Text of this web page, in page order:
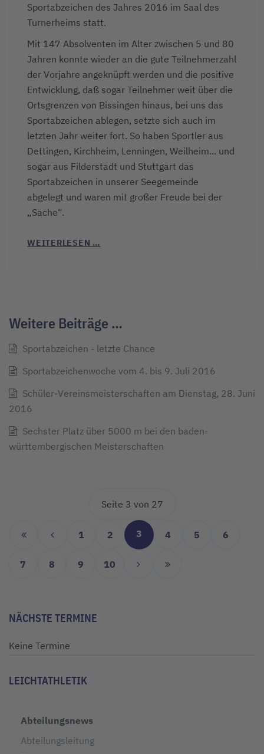
Sportabzeichen des Jahres 2016 im Saal des
Turnerheims statt.
Mit 147 Absolventen im Alter zwischen 5 und 80
Jahren konnte wieder an die gute Teilnehmerzahl
der Vorjahre angeknüpft werden und die positive
Entwicklung, daß sogar Teilnehmer weit über die
Ortsgrenzen von Bissingen hinaus, bei uns das
Sportabzeichen ablegen, setzte sich auch im
letzten Jahr weiter fort. So haben Sportler aus
Dettingen, Kirchheim, Lenningen, Weilheim... und
sogar aus Filderstadt und Stuttgart das
Sportabzeichen in unserer Seegemeinde
abgelegt und waren mit großer Freude bei der
„Sache“.
WEITERLESEN …
Weitere Beiträge …
Sportabzeichen - letzte Chance
Sportabzeichenwoche vom 4. bis 9. Juli 2016
Schüler-Vereinsmeisterschaften am Dienstag, 28. Juni
2016
Sechster Platz über 5000 m bei den baden-
württembergischen Meisterschaften
1 2 3 4 5 6
7 8 9 10
Seite 3 von 27
NÄCHSTE TERMINE
Keine Termine
LEICHTATHLETIK
Abteilungsnews
Abteilungsleitung